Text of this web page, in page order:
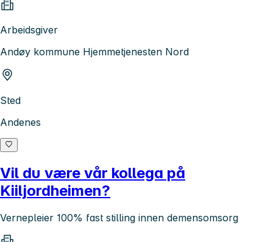
Arbeidsgiver
Andøy kommune Hjemmetjenesten Nord
Sted
Andenes
Vil du være vår kollega på
Kiiljordheimen?
Vernepleier 100% fast stilling innen demensomsorg